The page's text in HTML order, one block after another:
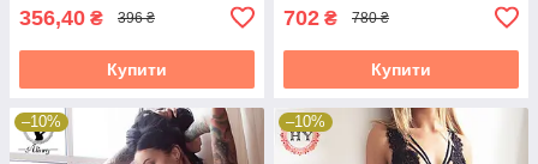
356,40 ₴ 396 ₴
Купити
702 ₴ 780 ₴
Купити
–10% –10%